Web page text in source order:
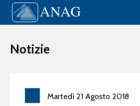
Vai al contenuto
Main Navigation
Notizie
Martedì 21 Agosto 2018